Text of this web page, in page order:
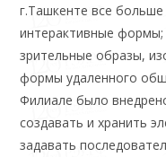
г.Ташкенте все
интерактивные
зрительные образы,
формы удаленного
Филиале было
создавать и хранить
задавать